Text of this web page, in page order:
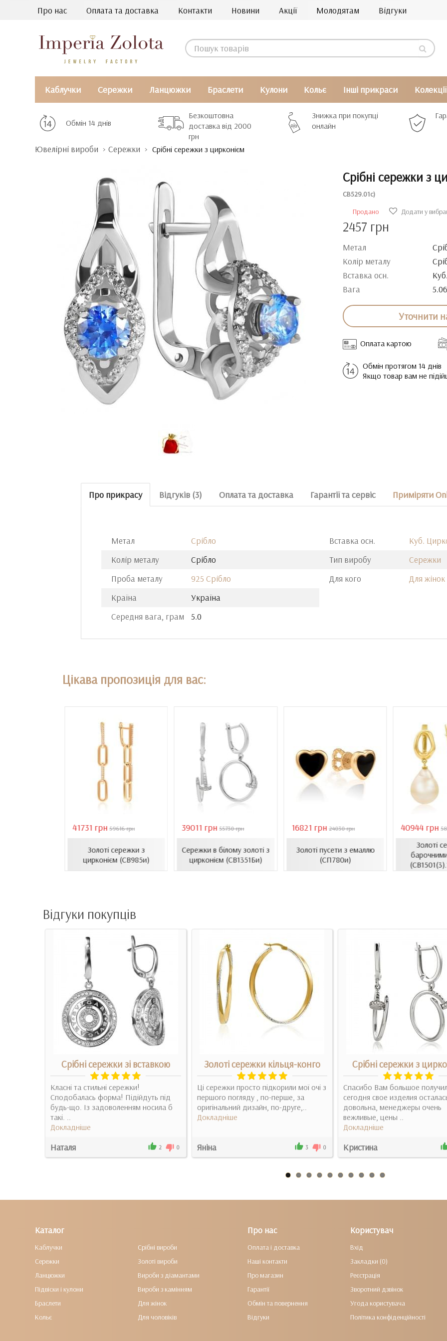
Про нас Оплата та доставка Контакти Новини Акції Молодятам Відгуки
Каблучки Сережки Ланцюжки Браслети Кулони Кольє Інші прикраси Колекції
Обмін 14 днів
Безкоштовна
доставка від 2000
грн
Знижка при покупці
онлайн
Ювелірні вироби Сережки Срібні сережки з цирконієм
Срібні сережки з
СВ529.01с)
Продано
Додати у
2457 грн
Метал
Колір металу
Вставка осн.
Вага
Уточнити
Оплата картою
Обмін протягом 14 днів
Якщо товар вам не
Про прикрасу Відгуків (3) Оплата та доставка Гарантії та сервіс Приміряти
Метал
Срібло
Колір металу
Срібло
Проба металу
925 Срібло
Країна
Україна
Середня вага, грам
5.0
Вставка осн.
Куб.
Тип виробу
Сережки
Для кого
Для жінок
Цікава пропозиція для вас:
41731 грн 59616 грн
Золоті сережки з
цирконієм (СВ985и)
39011 грн 55730 грн
Сережки в білому золоті з
цирконієм (СВ1351Би)
16821 грн 24030 грн
Золоті пусети з емаллю
(СП780и)
40944 грн
Золоті
Відгуки покупців
Срібні сережки зі вставкою
Класні та стильні сережки!
Сподобалась форма! Підійдуть під
будь-що. Із задоволенням носила б
такі. ..
Докладніше
Наталя 2 0
Золоті сережки кільця-конго
Ці сережки просто підкорили мої очі з
першого погляду , по-перше, за
оригінальний дизайн, по-друге,..
Докладніше
Яніна 3 0
Срібні сережки з
Спасибо Вам большое
сегодня свое изделия
довольна, менеджеры очень
вежливые, цены ..
Докладніше
Кристина
Каталог
Каблучки
Сережки
Ланцюжки
Підвіски і кулони
Браслети
Кольє
Срібні вироби
Золоті вироби
Вироби з діамантами
Вироби з камінням
Для жінок
Для чоловіків
Про нас
Оплата і доставка
Наші контакти
Про магазин
Гарантії
Обмін та повернення
Відгуки
Користувач
Вхід
Закладки (0)
Реєстрація
Зворотний дзвінок
Угода користувача
Політика конфіденційності